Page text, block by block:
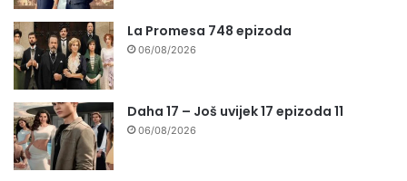
La Promesa 748 epizoda
06/08/2026
Daha 17 – Još uvijek 17 epizoda 11
06/08/2026